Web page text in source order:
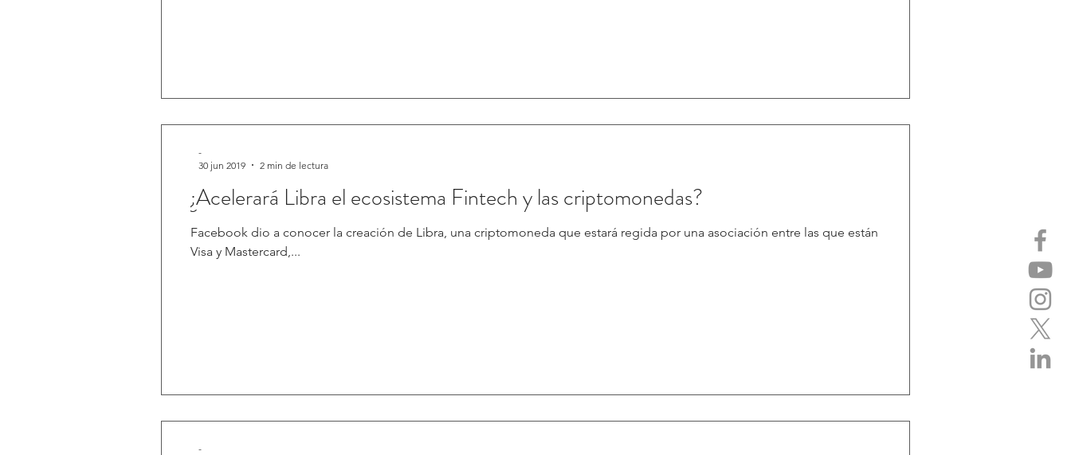
¿Acelerará Libra el ecosistema Fintech y las criptomonedas?
Facebook dio a conocer la creación de Libra, una criptomoneda que estará regida por una asociación entre las que están
Visa y Mastercard,...
-
30 jun 2019
2 min de lectura
-